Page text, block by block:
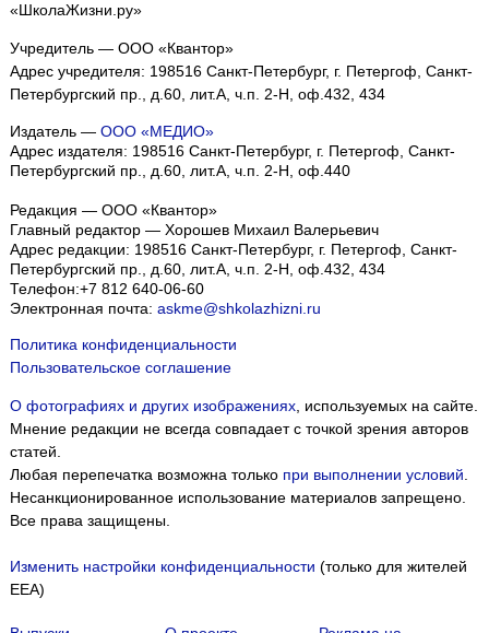
«ШколаЖизни.ру»
Учредитель — ООО «Квантор»
Адрес учредителя: 198516 Санкт-Петербург, г. Петергоф, Санкт-
Петербургский пр., д.60, лит.А, ч.п. 2-Н, оф.432, 434
Издатель — ООО «МЕДИО»
Адрес издателя: 198516 Санкт-Петербург, г. Петергоф, Санкт-
Петербургский пр., д.60, лит.А, ч.п. 2-Н, оф.440
Редакция — ООО «Квантор»
Главный редактор — Хорошев Михаил Валерьевич
Адрес редакции: 198516 Санкт-Петербург, г. Петергоф, Санкт-
Петербургский пр., д.60, лит.А, ч.п. 2-Н, оф.432, 434
Телефон:+7 812 640-06-60
Электронная почта: askme@shkolazhizni.ru
Политика конфиденциальности
Пользовательское соглашение
О фотографиях и других изображениях, используемых на сайте.
Мнение редакции не всегда совпадает с точкой зрения авторов
статей.
Любая перепечатка возможна только при выполнении условий.
Несанкционированное использование материалов запрещено.
Все права защищены.
Изменить настройки конфиденциальности (только для жителей
EEA)